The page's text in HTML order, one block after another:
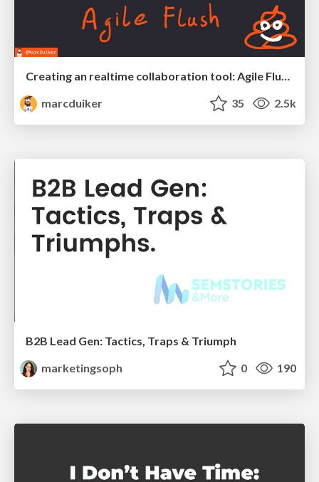
Creating an realtime collaboration tool: Agile Flush - .NET Oxford
marcduiker
35 2.5k
B2B Lead Gen: Tactics, Traps & Triumph
marketingsoph
0 190